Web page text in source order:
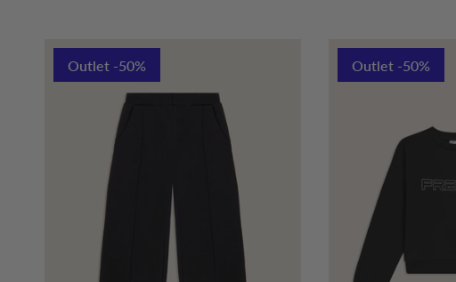
Outlet -50% Outlet -50%